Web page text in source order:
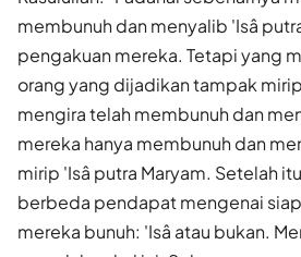
membunuh dan menyalib 'Isâ
pengakuan mereka. Tetapi yang
orang yang dijadikan tampak
mengira telah membunuh dan
mereka hanya membunuh dan
mirip 'Isâ putra Maryam. Setelah
berbeda pendapat mengenai
mereka bunuh: 'Isâ atau bukan.